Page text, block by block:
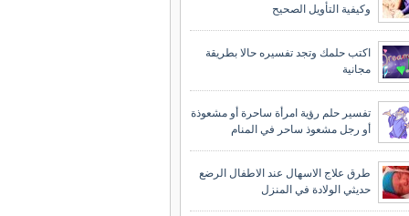
وكيفية التأويل الصحيح
اكتب حلمك وتجد تفسيره حالا بطريقة
مجانية
تفسير حلم رؤية امرأة ساحرة أو مشعوذة
أو رجل مشعوذ ساحر في المنام
طرق علاج الاسهال عند الاطفال الرضع
حديثي الولادة في المنزل